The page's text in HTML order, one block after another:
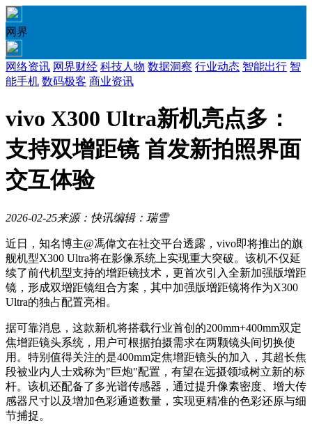
网界
网络资讯 网界财经 科技人物 数据洞察 行业动态 智能出行 智
能手机 数码极客 商业资讯
vivo X300 Ultra新机亮点多：
支持双增距镜 首发新拍照界面
交互体验
2026-02-25来源：快讯编辑：瑞雪
近日，知名博主@馮偉文在社交平台透露，vivo即将推出的旗
舰机型X300 Ultra将在影像系统上实现重大突破。该机不仅延
续了前代机型支持的增距镜技术，更首次引入全新加强版增距
镜，形成双增距镜组合方案，其中加强版增距镜将作为X300
Ultra的独占配置亮相。
据可靠消息，这款新机将搭载行业首创的200mm+400mm双定
焦增距镜头系统，用户可根据拍摄需求在两颗镜头间切换使
用。特别值得关注的是400mm定焦增距镜头的加入，其超长焦
段被业内人士戏称为"巨炮"配置，有望在远摄领域树立新的标
杆。该机还配备了多光谱传感器，通过提升像素密度、增大传
感器尺寸以及增加色彩通道数量，实现更精准的色彩还原与细
节捕捉。